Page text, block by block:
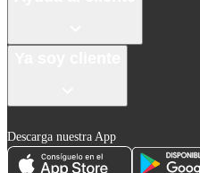
Descarga nuestra App